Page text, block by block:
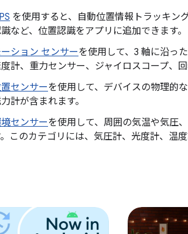
を使用すると、自動位置情報トラッキン
など、位置認識をアプリに追加できます。
ーション センサーを使用して、3 軸に沿っ
計、重力センサー、ジャイロスコープ、
センサーを使用して、デバイスの物理的
計が含まれます。
センサーを使用して、周囲の気温や気圧
このカテゴリには、気圧計、光度計、温度